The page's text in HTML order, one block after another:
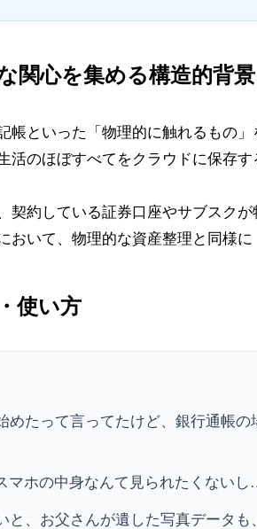
関心を集める構造的背景
といった「物理的に触れるもの」
活のほぼすべてをクラウドに保存
約している証券口座やサブスク
おいて、物理的な資産整理と同様
使い方
めたって言ってたけど、銀行通帳
マホの中身なんて見られたくないし
と、お父さんが遺した写真データ